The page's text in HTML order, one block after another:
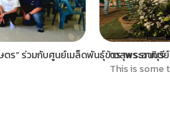
ษตร” ร่วมกับศูนย์เมล็ดพันธุ์ข้าวสุพรรณบุรี
ตราพระอาทิต
This is some